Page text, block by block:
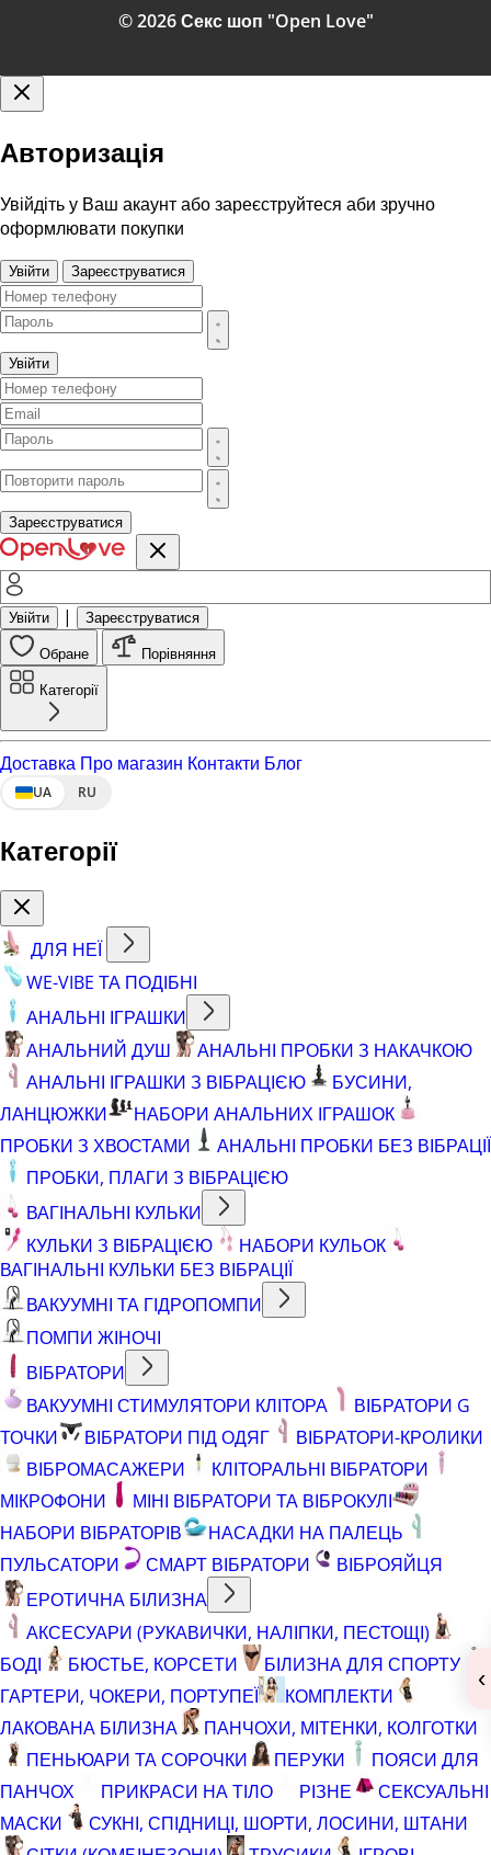
© 2026 Секс шоп "Open Love"
Авторизація
Увійдіть у Ваш акаунт або зареєструйтеся аби зручно
оформлювати покупки
Увійти Зареєструватися
Увійти
Зареєструватися
Увійти | Зареєструватися
Обране Порівняння
Категорії
Доставка Про магазин Контакти Блог
UA RU
Категорії
ДЛЯ НЕЇ
WE-VIBE ТА ПОДІБНІ
АНАЛЬНІ ІГРАШКИ
АНАЛЬНИЙ ДУШ
АНАЛЬНІ ПРОБКИ З НАКАЧКОЮ
АНАЛЬНІ ІГРАШКИ З ВІБРАЦІЄЮ
БУСИНИ,
ЛАНЦЮЖКИ
НАБОРИ АНАЛЬНИХ ІГРАШОК
ПРОБКИ З ХВОСТАМИ
АНАЛЬНІ ПРОБКИ БЕЗ ВІБРАЦІЇ
ПРОБКИ, ПЛАГИ З ВІБРАЦІЄЮ
ВАГІНАЛЬНІ КУЛЬКИ
КУЛЬКИ З ВІБРАЦІЄЮ
НАБОРИ КУЛЬОК
ВАГІНАЛЬНІ КУЛЬКИ БЕЗ ВІБРАЦІЇ
ВАКУУМНІ ТА ГІДРОПОМПИ
ПОМПИ ЖІНОЧІ
ВІБРАТОРИ
ВАКУУМНІ СТИМУЛЯТОРИ КЛІТОРА
ВІБРАТОРИ G
ТОЧКИ
ВІБРАТОРИ ПІД ОДЯГ
ВІБРАТОРИ-КРОЛИКИ
ВІБРОМАСАЖЕРИ
КЛІТОРАЛЬНІ ВІБРАТОРИ
МІКРОФОНИ
МІНІ ВІБРАТОРИ ТА ВІБРОКУЛІ
НАБОРИ ВІБРАТОРІВ
НАСАДКИ НА ПАЛЕЦЬ
ПУЛЬСАТОРИ
СМАРТ ВІБРАТОРИ
ВІБРОЯЙЦЯ
ЕРОТИЧНА БІЛИЗНА
АКСЕСУАРИ (РУКАВИЧКИ, НАЛІПКИ, ПЕСТОЩІ)
БОДІ
БЮСТЬЕ, КОРСЕТИ
БІЛИЗНА ДЛЯ СПОРТУ
ГАРТЕРИ, ЧОКЕРИ, ПОРТУПЕЇ
КОМПЛЕКТИ
ЛАКОВАНА БІЛИЗНА
ПАНЧОХИ, МІТЕНКИ, КОЛГОТКИ
ПЕНЬЮАРИ ТА СОРОЧКИ
ПЕРУКИ
ПОЯСИ ДЛЯ
ПАНЧОХ
ПРИКРАСИ НА ТІЛО РІЗНЕ
СЕКСУАЛЬНІ
МАСКИ
СУКНІ, СПІДНИЦІ, ШОРТИ, ЛОСИНИ, ШТАНИ
‹